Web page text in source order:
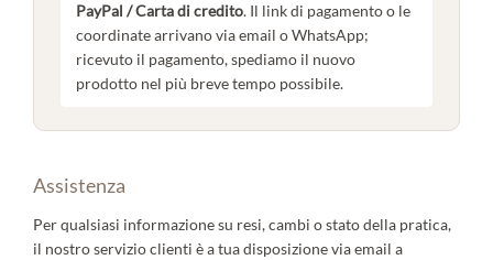
PayPal / Carta di credito. Il link di pagamento o le
coordinate arrivano via email o WhatsApp;
ricevuto il pagamento, spediamo il nuovo
prodotto nel più breve tempo possibile.
Assistenza
Per qualsiasi informazione su resi, cambi o stato della pratica,
il nostro servizio clienti è a tua disposizione via email a